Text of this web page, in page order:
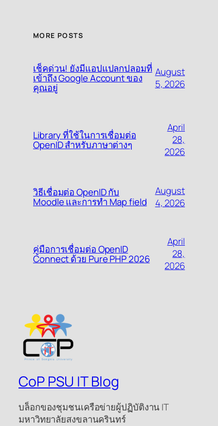
MORE POSTS
เช็คด่วน! ยังมีแอปแปลกปลอมที่
เข้าถึง Google Account ของ
คุณอยู่
August
5, 2026
Library ที่ใช้ในการเชื่อมต่อ
OpenID สำหรับภาษาต่างๆ
April
28,
2026
วิธีเชื่อมต่อ OpenID กับ
Moodle และการทำ Map field
August
4, 2026
คู่มือการเชื่อมต่อ OpenID
Connect ด้วย Pure PHP 2026
April
28,
2026
CoP PSU IT Blog
บล็อกของชุมชนเครือข่ายผู้ปฏิบัติงาน IT
มหาวิทยาลัยสงขลานครินทร์